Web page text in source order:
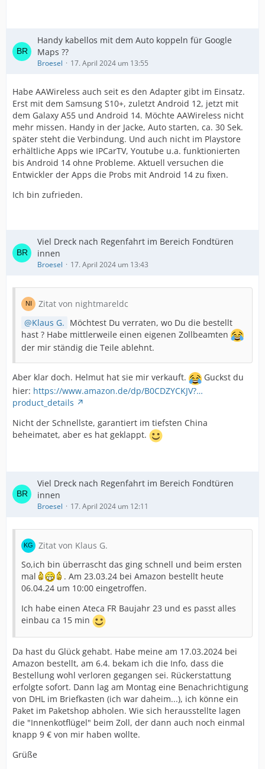
Handy kabellos mit dem Auto koppeln für Google
Maps ??
Broesel 17. April 2024 um 13:55
Habe AAWireless auch seit es den Adapter gibt im Einsatz.
Erst mit dem Samsung S10+, zuletzt Android 12, jetzt mit
dem Galaxy A55 und Android 14. Möchte AAWireless nicht
mehr missen. Handy in der Jacke, Auto starten, ca. 30 Sek.
später steht die Verbindung. Und auch nicht im Playstore
erhältliche Apps wie IPCarTV, Youtube u.a. funktionierten
bis Android 14 ohne Probleme. Aktuell versuchen die
Entwickler der Apps die Probs mit Android 14 zu fixen.
Ich bin zufrieden.
Viel Dreck nach Regenfahrt im Bereich Fondtüren
innen
Broesel 17. April 2024 um 13:43
Zitat von nightmareldc
Klaus G. Möchtest Du verraten, wo Du die bestellt
hast ? Habe mittlerweile einen eigenen Zollbeamten
der mir ständig die Teile ablehnt.
Aber klar doch. Helmut hat sie mir verkauft.
Guckst du
hier: https://www.amazon.de/dp/B0CDZYCKJV?…
product_details
Nicht der Schnellste, garantiert im tiefsten China
beheimatet, aber es hat geklappt.
Viel Dreck nach Regenfahrt im Bereich Fondtüren
innen
Broesel 17. April 2024 um 12:11
Zitat von Klaus G.
So,ich bin überrascht das ging schnell und beim ersten
mal
. Am 23.03.24 bei Amazon bestellt heute
06.04.24 um 10:00 eingetroffen.
Ich habe einen Ateca FR Baujahr 23 und es passt alles
einbau ca 15 min
Da hast du Glück gehabt. Habe meine am 17.03.2024 bei
Amazon bestellt, am 6.4. bekam ich die Info, dass die
Bestellung wohl verloren gegangen sei. Rückerstattung
erfolgte sofort. Dann lag am Montag eine Benachrichtigung
von DHL im Briefkasten (ich war daheim...), ich könne ein
Paket im Paketshop abholen. Wie sich herausstellte lagen
die "Innenkotflügel" beim Zoll, der dann auch noch einmal
knapp 9 € von mir haben wollte.
Grüße